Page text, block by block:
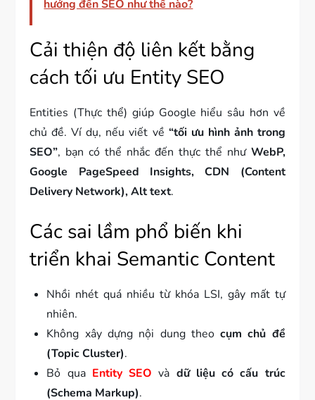
hưởng đến SEO như thế nào?
Cải thiện độ liên kết bằng
cách tối ưu Entity SEO
Entities (Thực thể) giúp Google hiểu sâu hơn về
chủ đề. Ví dụ, nếu viết về “tối ưu hình ảnh trong
SEO”, bạn có thể nhắc đến thực thể như WebP,
Google PageSpeed Insights, CDN (Content
Delivery Network), Alt text.
Các sai lầm phổ biến khi
triển khai Semantic Content
Nhồi nhét quá nhiều từ khóa LSI, gây mất tự
nhiên.
Không xây dựng nội dung theocụm chủ đề
(Topic Cluster).
Bỏ qua Entity SEO và dữ liệu có cấu trúc
(Schema Markup).